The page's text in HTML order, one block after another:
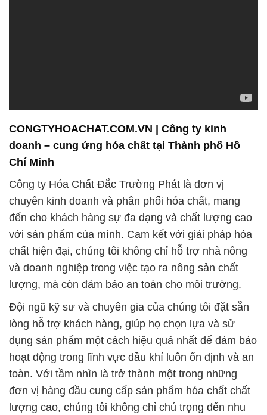
Công ty Hóa Chất Đắc Trường Phát là đơn vị
chuyên kinh doanh và phân phối hóa chất, mang
đến cho khách hàng sự đa dạng và chất lượng cao
với sản phẩm của mình. Cam kết với giải pháp hóa
chất hiện đại, chúng tôi không chỉ hỗ trợ nhà nông
và doanh nghiệp trong việc tạo ra nông sản chất
lượng, mà còn đảm bảo an toàn cho môi trường.
Đội ngũ kỹ sư và chuyên gia của chúng tôi đặt sẵn
lòng hỗ trợ khách hàng, giúp họ chọn lựa và sử
dụng sản phẩm một cách hiệu quả nhất để đảm bảo
hoạt động trong lĩnh vực dầu khí luôn ổn định và an
toàn. Với tầm nhìn là trở thành một trong những
đơn vị hàng đầu cung cấp sản phẩm hóa chất chất
lượng cao, chúng tôi không chỉ chú trọng đến nhu
cầu ngành công nghiệp mà còn đóng góp vào sự
bền vững của hành tinh thông qua các giải pháp xử
lý nước và bảo vệ môi trường.
Khách hàng của chúng tôi đến từ nhiều ngành công